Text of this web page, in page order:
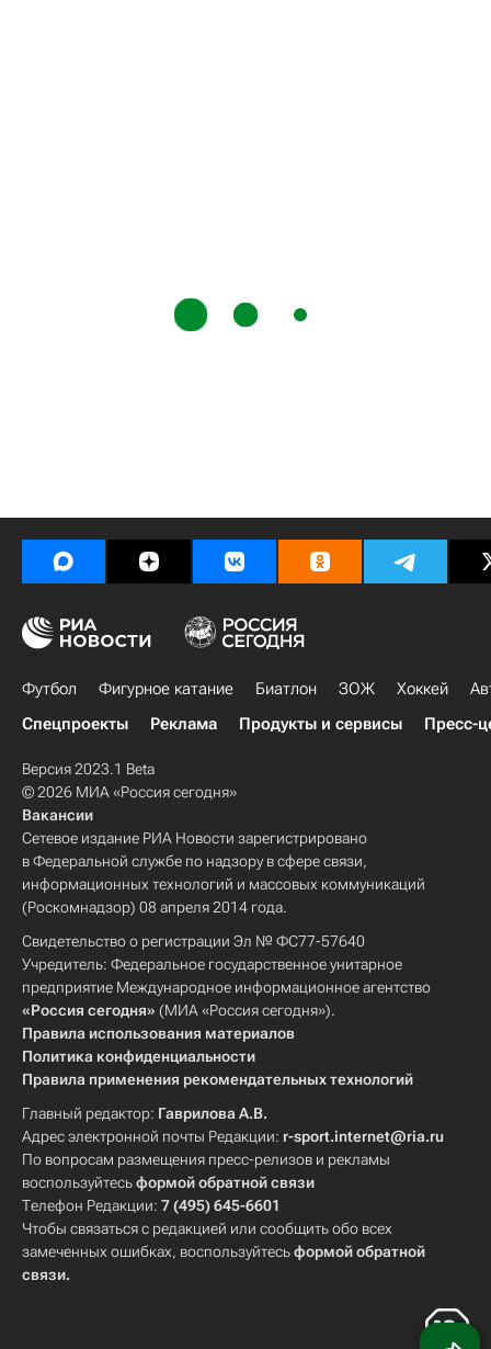
Футбол Фигурное катание Биатлон ЗОЖ Хоккей
Спецпроекты
Реклама Продукты и сервисы Пресс-
Версия 2023.1 Beta
© 2026 МИА «Россия сегодня»
Вакансии
Сетевое издание РИА Новости зарегистрировано
в Федеральной службе по надзору в сфере связи,
информационных технологий и массовых коммуникаций
(Роскомнадзор) 08 апреля 2014 года.
Свидетельство о регистрации Эл № ФС77-57640
Учредитель: Федеральное государственное унитарное
предприятие Международное информационное агентство
«Россия сегодня» (МИА «Россия сегодня»).
Правила использования материалов
Политика конфиденциальности
Правила применения рекомендательных технологий
Главный редактор: Гаврилова А.В.
Адрес электронной почты Редакции: r-sport.internet@ria.ru
По вопросам размещения пресс-релизов и рекламы
воспользуйтесьформой обратной связи
Телефон Редакции: 7 (495) 645-6601
Чтобы связаться с редакцией или сообщить обо всех
замеченных ошибках, воспользуйтесьформой обратной
связи.